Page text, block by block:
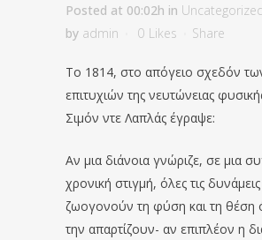
Posted at 00:02h in
by admin 0 Likes Share
Το 1814, στο απόγειο σχεδόν
επιτυχιών της νευτώνειας
Σιμόν ντε Λαπλάς έγραψε:
Αν μια διάνοια γνώριζε, σε μια
χρονική στιγμή, όλες τις
ζωογονούν τη φύση και τη
την απαρτίζουν- αν επιπλέον η